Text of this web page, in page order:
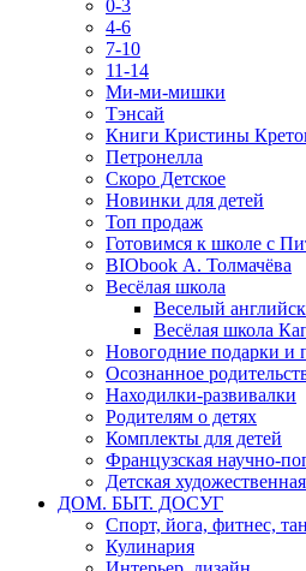
0-3
4-6
7-10
11-14
Ми-ми-мишки
Тэнсай
Книги Кристины
Петронелла
Скоро Детское
Новинки для детей
Топ продаж
Готовимся к школе с
BIObook А. Толмачёва
Весёлая школа
Веселый
Весёлая школа
Новогодние подарки и
Осознанное
Находилки-развивалки
Родителям о детях
Комплекты для детей
Французская научно-
Детская
ДОМ. БЫТ. ДОСУГ
Спорт, йога, фитнес,
Кулинария